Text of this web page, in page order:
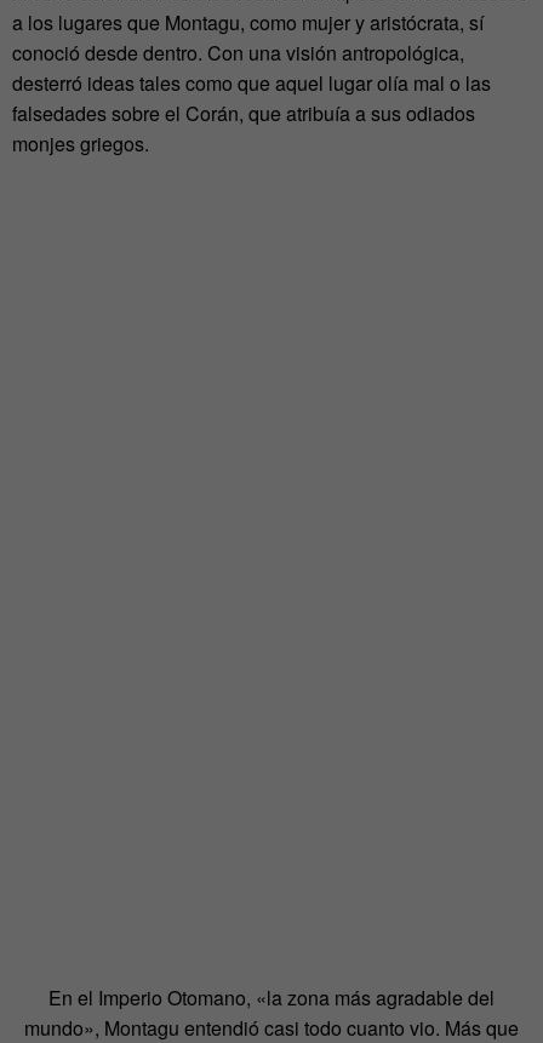
a los lugares que Montagu, como mujer y aristócrata, sí
conoció desde dentro. Con una visión antropológica,
desterró ideas tales como que aquel lugar olía mal o las
falsedades sobre el Corán, que atribuía a sus odiados
monjes griegos.
En el Imperio Otomano, «la zona más agradable del
mundo», Montagu entendió casi todo cuanto vio. Más que